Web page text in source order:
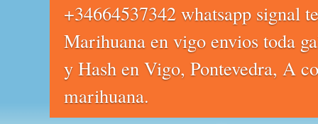
+34664537342 whatsapp signal
Marihuana en vigo envios toda
y Hash en Vigo, Pontevedra, A
marihuana.